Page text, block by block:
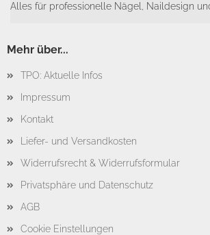
Alles für professionelle Nägel, Naildesign
Mehr über...
TPO: Aktuelle Infos
Impressum
Kontakt
Liefer- und Versandkosten
Widerrufsrecht & Widerrufsformular
Privatsphäre und Datenschutz
AGB
Cookie Einstellungen